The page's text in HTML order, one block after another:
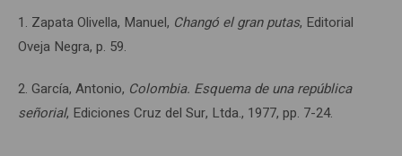
1. Zapata Olivella, Manuel, Changó el gran putas, Editorial
Oveja Negra, p. 59.
2. García, Antonio, Colombia. Esquema de una república
señorial, Ediciones Cruz del Sur, Ltda., 1977, pp. 7-24.